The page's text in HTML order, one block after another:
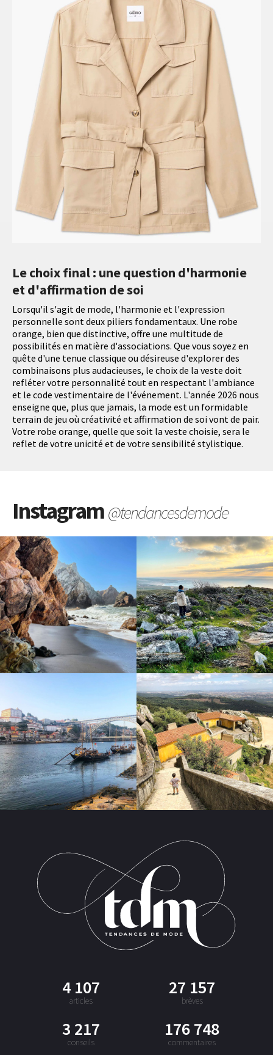
Le choix final : une question d'harmonie
et d'affirmation de soi
Lorsqu'il s'agit de mode, l'harmonie et l'expression
personnelle sont deux piliers fondamentaux. Une robe
orange, bien que distinctive, offre une multitude de
possibilités en matière d'associations. Que vous soyez en
quête d'une tenue classique ou désireuse d'explorer des
combinaisons plus audacieuses, le choix de la veste doit
refléter votre personnalité tout en respectant l'ambiance
et le code vestimentaire de l'événement. L'année 2026 nous
enseigne que, plus que jamais, la mode est un formidable
terrain de jeu où créativité et affirmation de soi vont de pair.
Votre robe orange, quelle que soit la veste choisie, sera le
reflet de votre unicité et de votre sensibilité stylistique.
Instagram@tendancesdemode
4 107
articles
27 157
brèves
3 217
conseils
176 748
commentaires